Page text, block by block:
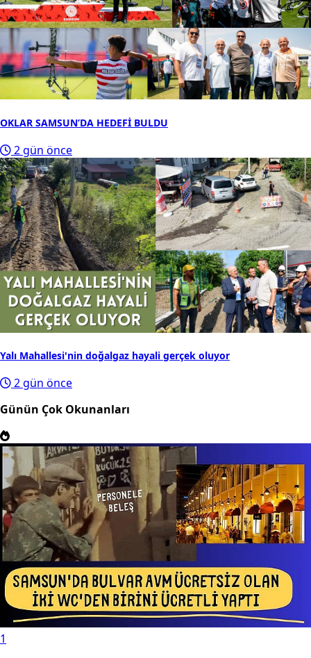
OKLAR SAMSUN’DA HEDEFİ BULDU
2 gün önce
Yalı Mahallesi'nin doğalgaz hayali gerçek oluyor
2 gün önce
Günün Çok Okunanları
1